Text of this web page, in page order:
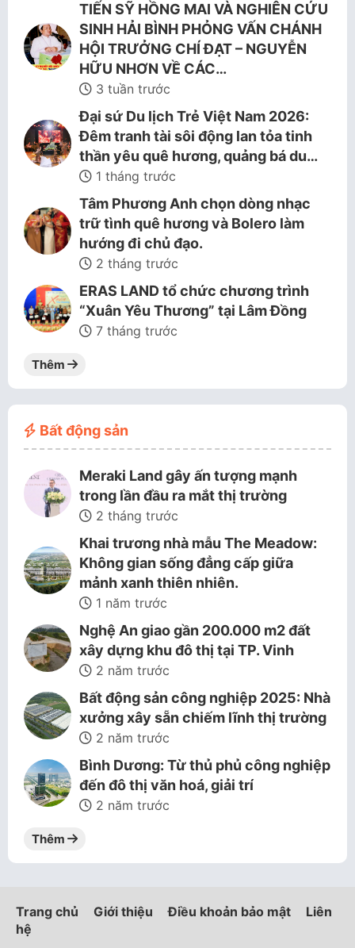
TIẾN SỸ HỒNG MAI VÀ NGHIÊN CỨU
SINH HẢI BÌNH PHỎNG VẤN CHÁNH
HỘI TRƯỞNG CHÍ ĐẠT – NGUYỄN
HỮU NHƠN VỀ CÁC…
3 tuần trước
Đại sứ Du lịch Trẻ Việt Nam 2026:
Đêm tranh tài sôi động lan tỏa tinh
thần yêu quê hương, quảng bá du…
1 tháng trước
Tâm Phương Anh chọn dòng nhạc
trữ tình quê hương và Bolero làm
hướng đi chủ đạo.
2 tháng trước
ERAS LAND tổ chức chương trình
“Xuân Yêu Thương” tại Lâm Đồng
7 tháng trước
Thêm
Bất động sản
Meraki Land gây ấn tượng mạnh
trong lần đầu ra mắt thị trường
2 tháng trước
Khai trương nhà mẫu The Meadow:
Không gian sống đẳng cấp giữa
mảnh xanh thiên nhiên.
1 năm trước
Nghệ An giao gần 200.000 m2 đất
xây dựng khu đô thị tại TP. Vinh
2 năm trước
Bất động sản công nghiệp 2025: Nhà
xưởng xây sẵn chiếm lĩnh thị trường
2 năm trước
Bình Dương: Từ thủ phủ công nghiệp
đến đô thị văn hoá, giải trí
2 năm trước
Thêm
Trang chủ Giới thiệu Điều khoản bảo mật
Liên
hệ